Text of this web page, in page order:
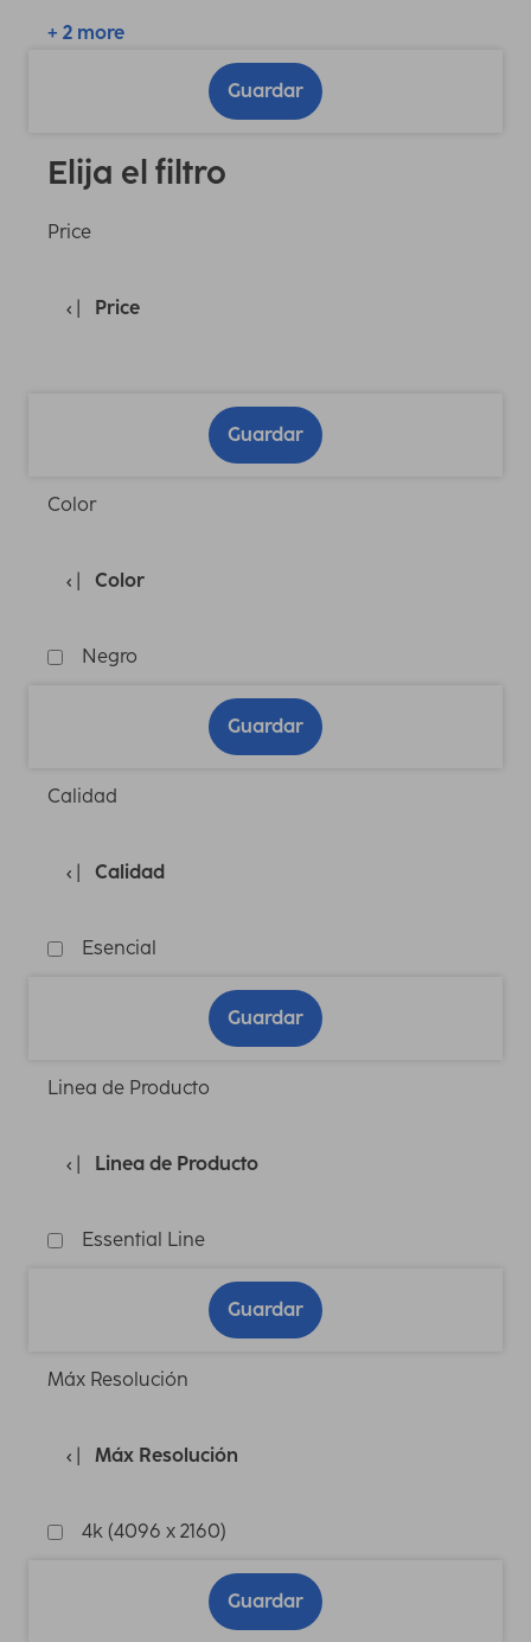
+ 2 more
Guardar
Elija el filtro
Price
Price
Guardar
Color
Color
Negro
Guardar
Calidad
Calidad
Esencial
Guardar
Linea de Producto
Linea de Producto
Essential Line
Guardar
Máx Resolución
Máx Resolución
4k (4096 x 2160)
Guardar